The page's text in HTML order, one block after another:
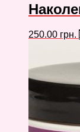
250.00 грн.